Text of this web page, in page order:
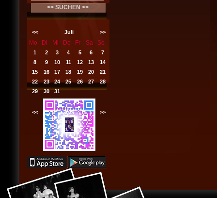
<< Juli >>
Mo Di Mi Do Fr Sa So
1 2 3 4 5 6
7
8
9 10 11 12 13
14
15
16 17 18 19 20
21
22
23 24 25 26 27
28
29
30 31
<< 2024 >>